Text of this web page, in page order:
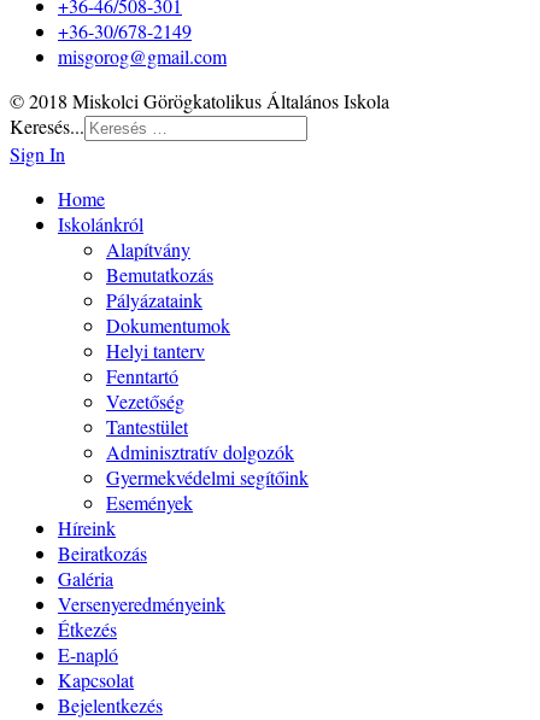
+36-46/508-301
+36-30/678-2149
misgorog@gmail.com
© 2018 Miskolci Görögkatolikus Általános Iskola
Keresés...
Sign In
Home
Iskolánkról
Alapítvány
Bemutatkozás
Pályázataink
Dokumentumok
Helyi tanterv
Fenntartó
Vezetőség
Tantestület
Adminisztratív dolgozók
Gyermekvédelmi segítőink
Események
Híreink
Beiratkozás
Galéria
Versenyeredményeink
Étkezés
E-napló
Kapcsolat
Bejelentkezés